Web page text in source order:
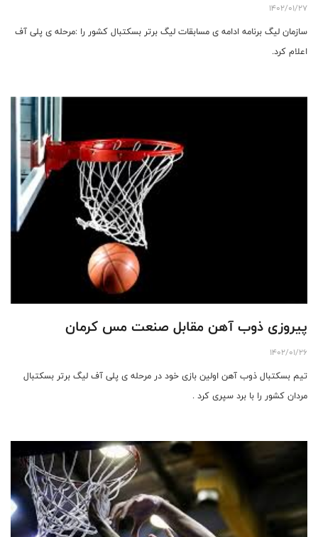
1402/01/27
سازمان لیگ برنامه ادامه ی مسابقات لیگ برتر بسکتبال کشور را :مرحله ی پلی آف
اعلام کرد.
پیروزی ذوب آهن مقابل صنعت مس کرمان
1402/01/26
تیم بسکتبال ذوب آهن اولین بازی خود در مرحله ی پلی آف لیگ برتر بسکتبال
مردان کشور را با برد سپری کرد .